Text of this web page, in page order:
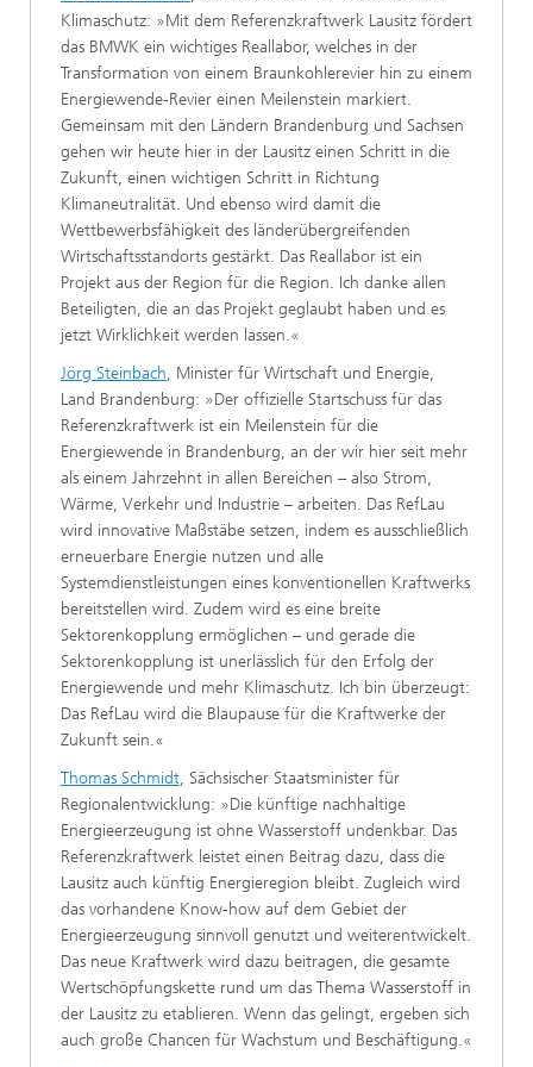
Klimaschutz: »Mit dem Referenzkraftwerk Lausitz fördert
das BMWK ein wichtiges Reallabor, welches in der
Transformation von einem Braunkohlerevier hin zu einem
Energiewende-Revier einen Meilenstein markiert.
Gemeinsam mit den Ländern Brandenburg und Sachsen
gehen wir heute hier in der Lausitz einen Schritt in die
Zukunft, einen wichtigen Schritt in Richtung
Klimaneutralität. Und ebenso wird damit die
Wettbewerbsfähigkeit des länderübergreifenden
Wirtschaftsstandorts gestärkt. Das Reallabor ist ein
Projekt aus der Region für die Region. Ich danke allen
Beteiligten, die an das Projekt geglaubt haben und es
jetzt Wirklichkeit werden lassen.«
Jörg Steinbach, Minister für Wirtschaft und Energie,
Land Brandenburg: »Der offizielle Startschuss für das
Referenzkraftwerk ist ein Meilenstein für die
Energiewende in Brandenburg, an der wir hier seit mehr
als einem Jahrzehnt in allen Bereichen – also Strom,
Wärme, Verkehr und Industrie – arbeiten. Das RefLau
wird innovative Maßstäbe setzen, indem es ausschließlich
erneuerbare Energie nutzen und alle
Systemdienstleistungen eines konventionellen Kraftwerks
bereitstellen wird. Zudem wird es eine breite
Sektorenkopplung ermöglichen – und gerade die
Sektorenkopplung ist unerlässlich für den Erfolg der
Energiewende und mehr Klimaschutz. Ich bin überzeugt:
Das RefLau wird die Blaupause für die Kraftwerke der
Zukunft sein.«
Thomas Schmidt, Sächsischer Staatsminister für
Regionalentwicklung: »Die künftige nachhaltige
Energieerzeugung ist ohne Wasserstoff undenkbar. Das
Referenzkraftwerk leistet einen Beitrag dazu, dass die
Lausitz auch künftig Energieregion bleibt. Zugleich wird
das vorhandene Know-how auf dem Gebiet der
Energieerzeugung sinnvoll genutzt und weiterentwickelt.
Das neue Kraftwerk wird dazu beitragen, die gesamte
Wertschöpfungskette rund um das Thema Wasserstoff in
der Lausitz zu etablieren. Wenn das gelingt, ergeben sich
auch große Chancen für Wachstum und Beschäftigung.«